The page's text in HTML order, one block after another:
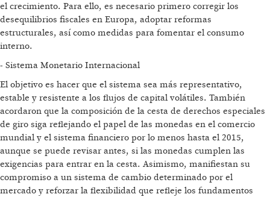
el crecimiento. Para ello, es necesario primero corregir los
desequilibrios fiscales en Europa, adoptar reformas
estructurales, así como medidas para fomentar el consumo
interno.
- Sistema Monetario Internacional
El objetivo es hacer que el sistema sea más representativo,
estable y resistente a los flujos de capital volátiles. También
acordaron que la composición de la cesta de derechos especiales
de giro siga reflejando el papel de las monedas en el comercio
mundial y el sistema financiero por lo menos hasta el 2015,
aunque se puede revisar antes, si las monedas cumplen las
exigencias para entrar en la cesta. Asimismo, manifiestan su
compromiso a un sistema de cambio determinado por el
mercado y reforzar la flexibilidad que refleje los fundamentos